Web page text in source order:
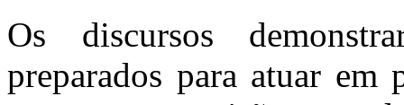
Os discursos
preparados para atuar